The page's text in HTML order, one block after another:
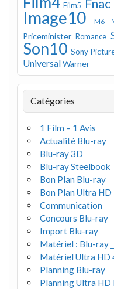
Film5
Image10 M6
Priceminister Romance
Son10 Sony
UniversalWarner
Catégories
1 Film – 1 Avis
Actualité Blu-ray
Blu-ray 3D
Blu-ray Steelbook
Bon Plan Blu-ray
Bon Plan Ultra
Communication
Concours Blu-ray
Import Blu-ray
Matériel : Blu-ray
Matériel Ultra HD
Planning Blu-ray
Planning Ultra HD